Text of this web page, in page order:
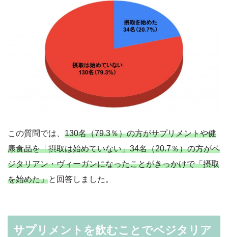
この質問では、 130名（79.3％）の方がサプリメントや健
康食品を「摂取は始めていない」34名（20.7％）の方がベ
ジタリアン・ヴィーガンになったことがきっかけで「摂取
を始めた」と回答しました。
サプリメントを飲むことでベジタリア